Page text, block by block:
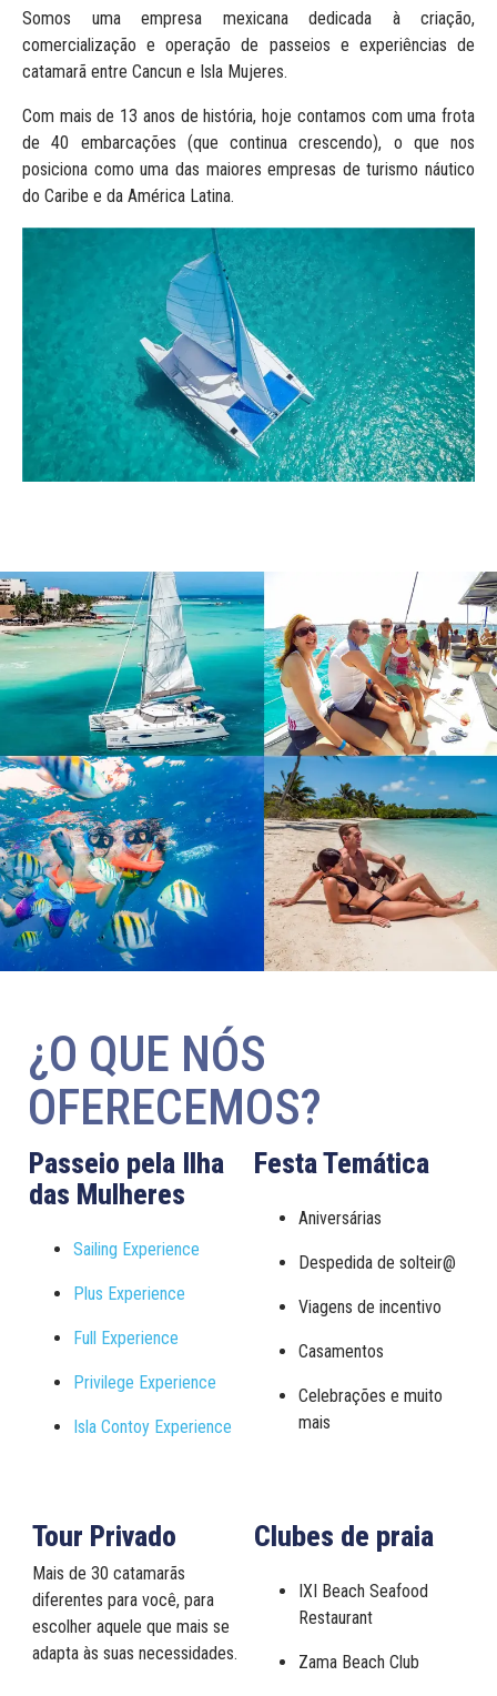
Somos uma empresa mexicana dedicada à criação,
comercialização e operação de passeios e experiências de
catamarã entre Cancun e Isla Mujeres.
Com mais de 13 anos de história, hoje contamos com uma frota
de 40 embarcações (que continua crescendo), o que nos
posiciona como uma das maiores empresas de turismo náutico
do Caribe e da América Latina.
¿O QUE NÓS
OFERECEMOS?
Passeio pela Ilha
das Mulheres
Sailing Experience
Plus Experience
Full Experience
Privilege Experience
Isla Contoy Experience
Festa Temática
Aniversárias
Despedida de solteir@
Viagens de incentivo
Casamentos
Celebrações e muito
mais
Tour Privado
Mais de 30 catamarãs
diferentes para você, para
escolher aquele que mais se
adapta às suas necessidades.
Clubes de praia
IXI Beach Seafood
Restaurant
Zama Beach Club